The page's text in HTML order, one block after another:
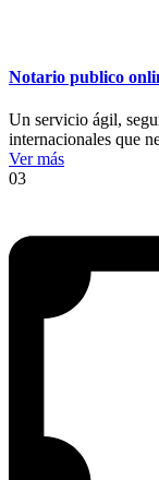
Notario publico
Un servicio ágil,
internacionales que
Ver más
03